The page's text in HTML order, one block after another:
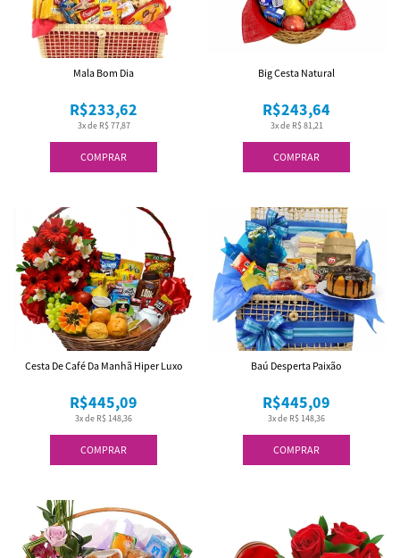
COMPRAR
3x de R$ 77,87
R$233,62
Mala Bom Dia
COMPRAR
3x de R$ 81,21
R$243,64
Big Cesta Natural
COMPRAR
3x de R$ 148,36
R$445,09
Cesta De Café Da Manhã Hiper Luxo
COMPRAR
3x de R$ 148,36
R$445,09
Baú Desperta Paixão